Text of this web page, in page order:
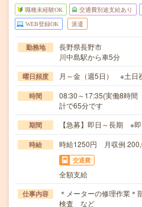
職種未経験OK 交通費別途支給あり
WEB登録OK 派遣
勤務地
長野県長野市
川中島駅から車5分
曜日頻度 月～金（週5日） ※土日
時間
08:30～17:35(実働8時
計で65分です
期間 【急募】即日～長期 ※即
時給 時給1250円 月収例
交通費
全額支給
仕事内容
＊メーターの修理作業＊
検査 など